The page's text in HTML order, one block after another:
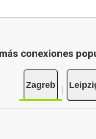
conexiones
Zagreb